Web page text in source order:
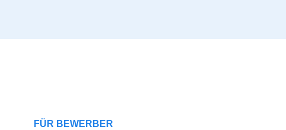
FÜR BEWERBER